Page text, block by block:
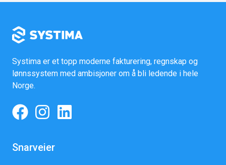
Systima er et topp moderne fakturering, regnskap og
lønnssystem med ambisjoner om å bli ledende i hele
Norge.
Snarveier